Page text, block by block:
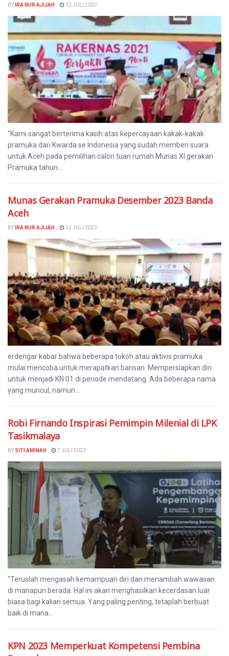
BY IRA NUR AJIJAH 12 JULI 2023
"Kami sangat berterima kasih atas kepercayaan kakak-kakak
pramuka dari Kwarda se Indonesia yang sudah memberi suara
untuk Aceh pada pemilihan calon tuan rumah Munas XI gerakan
Pramuka tahun...
Munas Gerakan Pramuka Desember 2023 Banda
Aceh
BY IRA NUR AJIJAH 12 JULI 2023
erdengar kabar bahwa beberapa tokoh atau aktivis pramuka
mulai mencoba untuk merapatkan barisan. Mempersiapkan diri
untuk menjadi KN 01 di periode mendatang. Ada beberapa nama
yang muncul, namun...
Robi Firnando Inspirasi Pemimpin Milenial di LPK
Tasikmalaya
BY SITI AMINAH 7 JULI 2023
"Teruslah mengasah kemampuan diri dan menambah wawasan
di manapun berada. Hal ini akan menghasilkan kecerdasan luar
biasa bagi kalian semua. Yang paling penting, tetaplah berbuat
baik di mana...
KPN 2023 Memperkuat Kompetensi Pembina